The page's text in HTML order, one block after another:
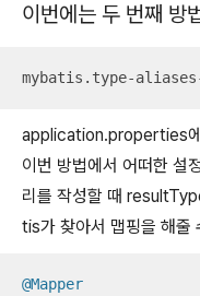
이번에는 두 번째 방
mybatis.type-aliases-
application.properties에
이번 방법에서 어떠한 설
리를 작성할 때
tis가 찾아서 맵핑을 해줄
@Mapper